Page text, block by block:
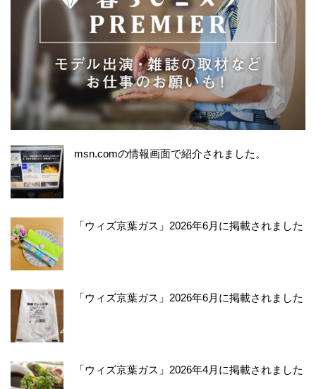
msn.comの情報画面で紹介されました。
「ウィズ京葉ガス」2026年6月に掲載されました
「ウィズ京葉ガス」2026年6月に掲載されました
「ウィズ京葉ガス」2026年4月に掲載されました